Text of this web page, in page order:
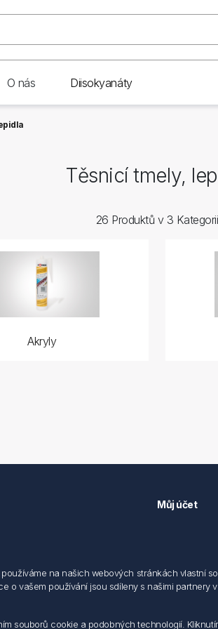
O nás Diisokyanáty
Těsnicí tmely,
26 Produktů v 3 Kategorii
Akryly
elektronických dokumentu
s elektroodpadem
Můj účet
na našich webových stránkách
vašem používání jsou sdíleny s našimi
souborů cookie a podobných technologií.